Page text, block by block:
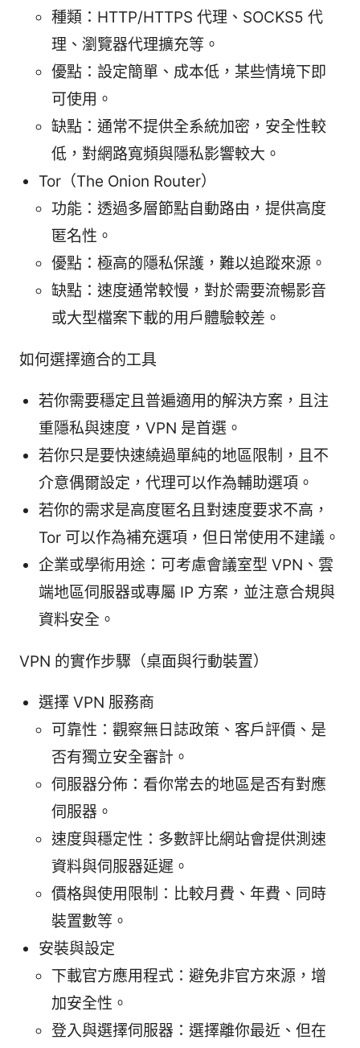
種類：HTTP/HTTPS 代理、SOCKS5 代
理、瀏覽器代理擴充等。
優點：設定簡單、成本低，某些情境下即
可使用。
缺點：通常不提供全系統加密，安全性較
低，對網路寬頻與隱私影響較大。
Tor（The Onion Router）
功能：透過多層節點自動路由，提供高度
匿名性。
優點：極高的隱私保護，難以追蹤來源。
缺點：速度通常較慢，對於需要流暢影音
或大型檔案下載的用戶體驗較差。
如何選擇適合的工具
若你需要穩定且普遍適用的解決方案，且注
重隱私與速度，VPN 是首選。
若你只是要快速繞過單純的地區限制，且不
介意偶爾設定，代理可以作為輔助選項。
若你的需求是高度匿名且對速度要求不高，
Tor 可以作為補充選項，但日常使用不建議。
企業或學術用途：可考慮會議室型 VPN、雲
端地區伺服器或專屬 IP 方案，並注意合規與
資料安全。
VPN 的實作步驟（桌面與行動裝置）
選擇 VPN 服務商
可靠性：觀察無日誌政策、客戶評價、是
否有獨立安全審計。
伺服器分佈：看你常去的地區是否有對應
伺服器。
速度與穩定性：多數評比網站會提供測速
資料與伺服器延遲。
價格與使用限制：比較月費、年費、同時
裝置數等。
安裝與設定
下載官方應用程式：避免非官方來源，增
加安全性。
登入與選擇伺服器：選擇離你最近、但在